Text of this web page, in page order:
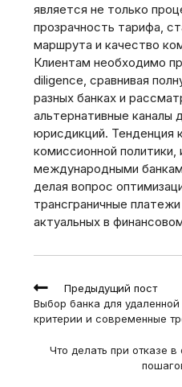
является не только
прозрачность тарифа,
маршрута и качество
Клиентам необходимо
diligence, сравнивая
разных банках и
альтернативные каналы
юрисдикций. Тенденция
комиссионной политики,
международными
делая вопрос
трансграничные
актуальных в
Read
more
articles
Предыдущий пост
Выбор банка для
критерии и современные
Что делать при отказе в